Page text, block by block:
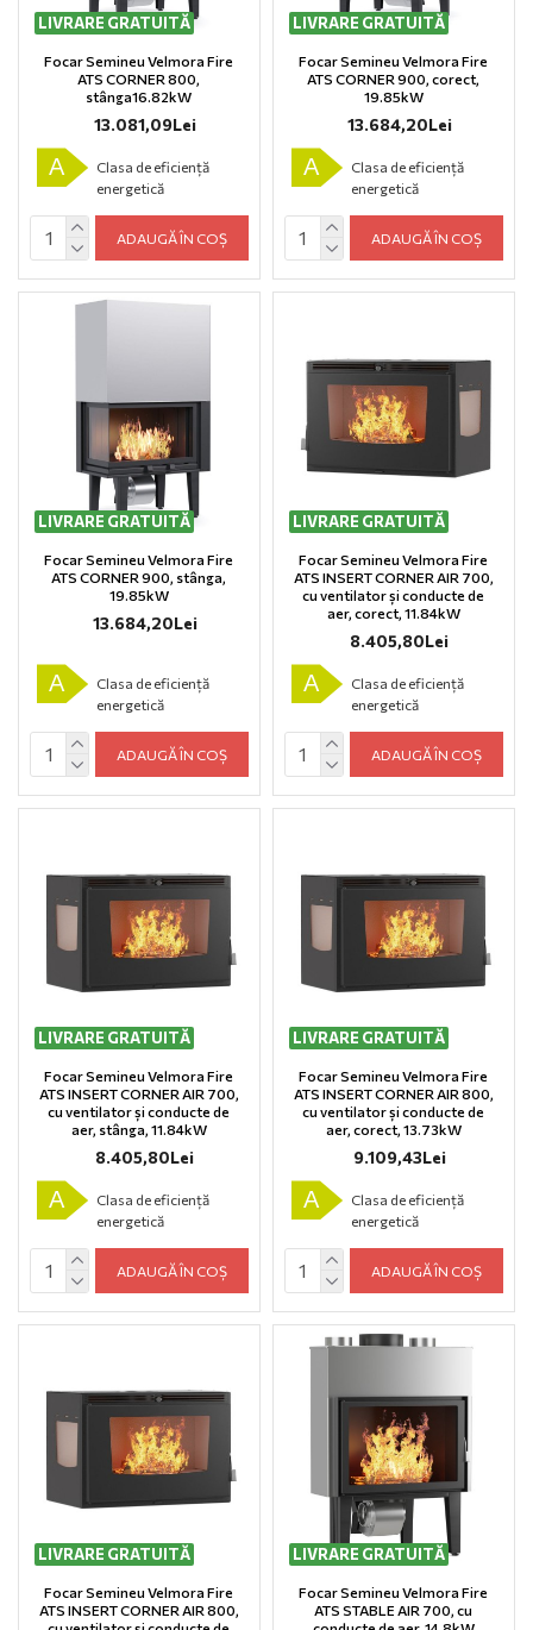
LIVRARE GRATUITĂ
Focar Semineu Velmora Fire
ATS CORNER 800,
stânga16.82kW
13.081,09Lei
A
Clasa de eficiență
energetică
ADAUGĂ ÎN COȘ
LIVRARE GRATUITĂ
Focar Semineu Velmora Fire
ATS CORNER 900, corect,
19.85kW
13.684,20Lei
A
Clasa de eficiență
energetică
ADAUGĂ ÎN COȘ
LIVRARE GRATUITĂ
Focar Semineu Velmora Fire
ATS CORNER 900, stânga,
19.85kW
13.684,20Lei
A
Clasa de eficiență
energetică
ADAUGĂ ÎN COȘ
LIVRARE GRATUITĂ
Focar Semineu Velmora Fire
ATS INSERT CORNER AIR 700,
cu ventilator și conducte de
aer, corect, 11.84kW
8.405,80Lei
A
Clasa de eficiență
energetică
ADAUGĂ ÎN COȘ
LIVRARE GRATUITĂ
Focar Semineu Velmora Fire
ATS INSERT CORNER AIR 700,
cu ventilator și conducte de
aer, stânga, 11.84kW
8.405,80Lei
A
Clasa de eficiență
energetică
ADAUGĂ ÎN COȘ
LIVRARE GRATUITĂ
Focar Semineu Velmora Fire
ATS INSERT CORNER AIR 800,
cu ventilator și conducte de
aer, corect, 13.73kW
9.109,43Lei
A
Clasa de eficiență
energetică
ADAUGĂ ÎN COȘ
LIVRARE GRATUITĂ
Focar Semineu Velmora Fire
ATS INSERT CORNER AIR 800,
LIVRARE GRATUITĂ
Focar Semineu Velmora Fire
ATS STABLE AIR 700, cu